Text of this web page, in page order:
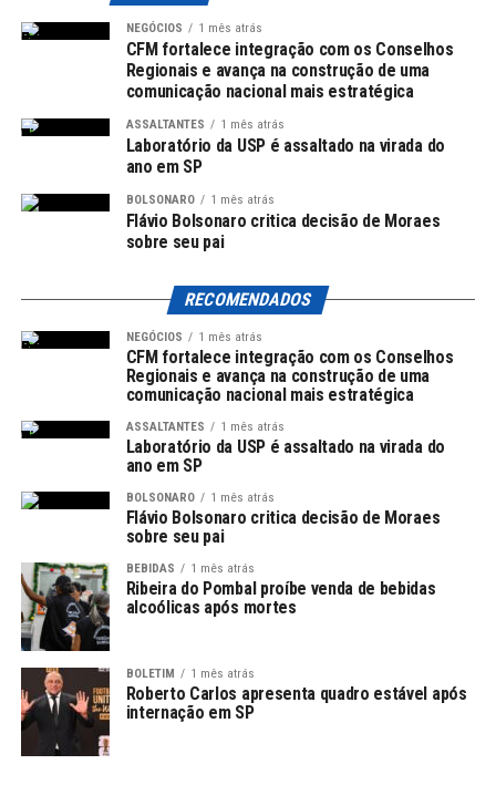
Dia Nacional de Combate ao Fumo: 29 de agosto
Outra data crucial para a saúde é o Dia Nacional de
Combate ao Fumo, que ocorre em 29 de agosto. Criado
pela Lei nº 7.488/86, este dia tem como foco a
conscientização sobre os males do tabagismo. Em 2020 e
2024, a Agência Brasil produziu matérias sobre a
incluindo os cigarros eletrônicos.
Dia Nacional dos Direitos Humanos: 12 de
agosto
O Dia Nacional dos Direitos Humanos, celebrado em 12
de agosto, reafirma a luta por garantias fundamentais. A
data é marcada pela memória de figuras como a
sindicalista Margarida Maria Alves, assassinada em 1983.
O programa
Tarde Nacional , da Rádio Nacional, fez uma
homenagem à data no ano passado, destacando a
importância dessa luta.
Dia Internacional dos Povos Indígenas: 9 de
agosto
Em 9 de agosto, celebra-se o Dia Internacional dos
Povos Indígenas, uma data instituída pela ONU em
1994. Este dia convida à reflexão sobre os desafios
enfrentados pelas comunidades indígenas, tanto no
NEGÓCIOS 1 mês atrás
CFM fortalece integração com os Conselhos
Regionais e avança na construção de uma
comunicação nacional mais estratégica
ASSALTANTES 1 mês atrás
Laboratório da USP é assaltado na virada do
ano em SP
BOLSONARO 1 mês atrás
Flávio Bolsonaro critica decisão de Moraes
sobre seu pai
RECOMENDADOS
NEGÓCIOS 1 mês atrás
CFM fortalece integração com os Conselhos
Regionais e avança na construção de uma
comunicação nacional mais estratégica
ASSALTANTES 1 mês atrás
Laboratório da USP é assaltado na virada do
ano em SP
BOLSONARO 1 mês atrás
Flávio Bolsonaro critica decisão de Moraes
sobre seu pai
BEBIDAS 1 mês atrás
Ribeira do Pombal proíbe venda de bebidas
alcoólicas após mortes
BOLETIM 1 mês atrás
Roberto Carlos apresenta quadro estável após
internação em SP